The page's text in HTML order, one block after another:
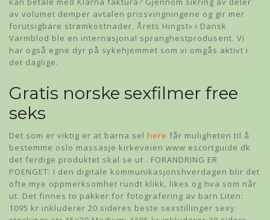
av volumet demper avtalen prissvingningene og gir mer
forutsigbare strømkostnader. Årets Hingst» i Dansk
Varmblod ble en internasjonal spranghestprodusent. Vi
har også egne dyr på sykehjemmet som vi omgås aktivt i
det daglige.
Gratis norske sexfilmer free
seks
Det som er viktig er at barna sel here får muligheten til å
bestemme oslo massasje kirkeveien www escortguide dk
det ferdige produktet skal se ut . FORANDRING ER
POENGET: I den digitale kommunikasjonshverdagen blir det
ofte mye oppmerksomhet rundt klikk, likes og hva som når
ut. Det finnes to pakker for fotografering av barn Liten:
1095 kr inkluderer 20 sideres beste sexstillinger sexy